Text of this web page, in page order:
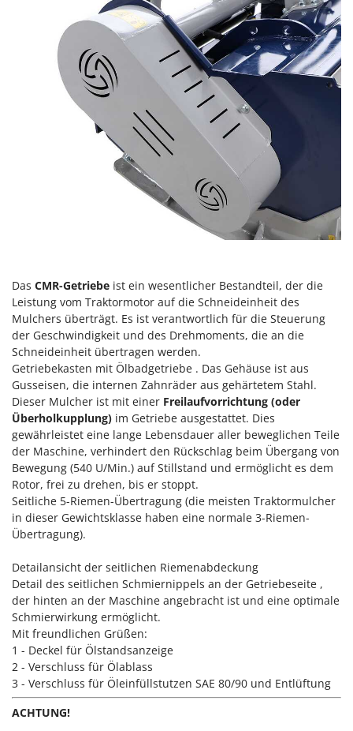
Macte Ovens
Makita
MAMMAMIA
Marcato
Marina Systems
Mockmill
More than chef
MOSA
MOVA
Mowox
MTD
N
New O.M.R.A.
Nilfisk
Ninja
Novatec
NuAir
NuovaFac
O
Officine Savioli
Oliviero
Olix
OMA
Das CMR-Getriebe ist ein wesentlicher Bestandteil, der die
Leistung vom Traktormotor auf die Schneideinheit des
Mulchers überträgt. Es ist verantwortlich für die Steuerung
der Geschwindigkeit und des Drehmoments, die an die
Schneideinheit übertragen werden.
Getriebekasten mit Ölbadgetriebe . Das Gehäuse ist aus
Gusseisen, die internen Zahnräder aus gehärtetem Stahl.
Dieser Mulcher ist mit einer Freilaufvorrichtung (oder
Überholkupplung) im Getriebe ausgestattet. Dies
gewährleistet eine lange Lebensdauer aller beweglichen Teile
der Maschine, verhindert den Rückschlag beim Übergang von
Bewegung (540 U/Min.) auf Stillstand und ermöglicht es dem
Rotor, frei zu drehen, bis er stoppt.
Seitliche 5-Riemen-Übertragung (die meisten Traktormulcher
in dieser Gewichtsklasse haben eine normale 3-Riemen-
Übertragung).
Detailansicht der seitlichen Riemenabdeckung
Detail des seitlichen Schmiernippels an der Getriebeseite ,
der hinten an der Maschine angebracht ist und eine optimale
Schmierwirkung ermöglicht.
Mit freundlichen Grüßen:
1 - Deckel für Ölstandsanzeige
2 - Verschluss für Ölablass
3 - Verschluss für Öleinfüllstutzen SAE 80/90 und Entlüftung
ACHTUNG!